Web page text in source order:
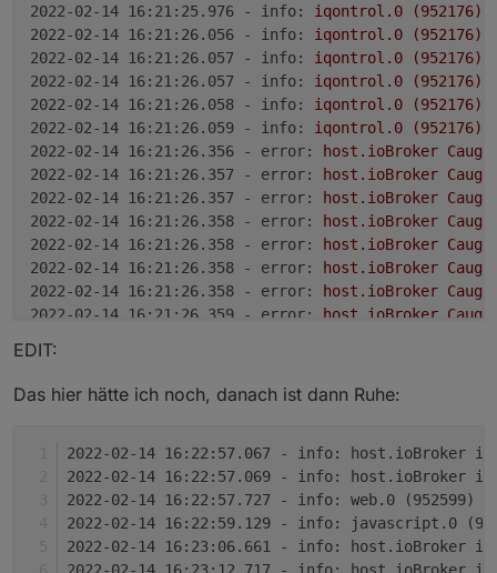
2022-02-14 16:21:25.976 - info:
iqontrol.0 (952176)
2022-02-14 16:21:26.056 - info:
iqontrol.0 (952176)
2022-02-14 16:21:26.057 - info:
iqontrol.0 (952176)
2022-02-14 16:21:26.057 - info:
iqontrol.0 (952176)
2022-02-14 16:21:26.058 - info:
iqontrol.0 (952176)
2022-02-14 16:21:26.059 - info:
iqontrol.0 (952176)
2022-02-14 16:21:26.356 - error:
host.ioBroker
2022-02-14 16:21:26.357 - error:
host.ioBroker
2022-02-14 16:21:26.357 - error:
host.ioBroker
2022-02-14 16:21:26.358 - error:
host.ioBroker
2022-02-14 16:21:26.358 - error:
host.ioBroker
2022-02-14 16:21:26.358 - error:
host.ioBroker
2022-02-14 16:21:26.358 - error:
host.ioBroker
2022-02-14 16:21:26.359 - error:
host.ioBroker
2022-02-14 16:21:26.359 - error:
2022-02-14 16:21:26.359 - error:
host.ioBroker
2022-02-14 16:21:26.372 - error: host.ioBroker
2022-02-14 16:21:26.372 - error: host.ioBroker
2022-02-14 16:21:26.372 - error: host.ioBroker
2022-02-14 16:21:26.373 - error: host.ioBroker
2022-02-14 16:21:26.373 - error: host.ioBroker
2022-02-14 16:21:26.373 - error: host.ioBroker
EDIT:
Das hier hätte ich noch, danach ist dann Ruhe:
2022-02-14 16:22:57.067 - info: host.ioBroker
2022-02-14 16:22:57.069 - info: host.ioBroker
2022-02-14 16:22:57.727 - info: web.0 (952599)
2022-02-14 16:22:59.129 - info: javascript.0
2022-02-14 16:23:06.661 - info: host.ioBroker
2022-02-14 16:23:12.717 - info: host.ioBroker